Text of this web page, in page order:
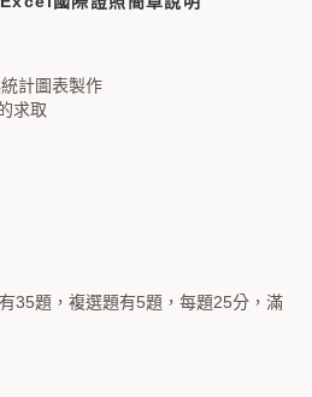
計圖表製作
求取
35題，複選題有5題，每題25分，滿